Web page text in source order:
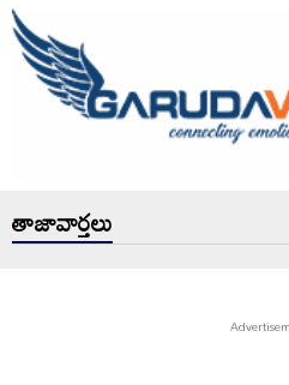
తాజావార్తలు